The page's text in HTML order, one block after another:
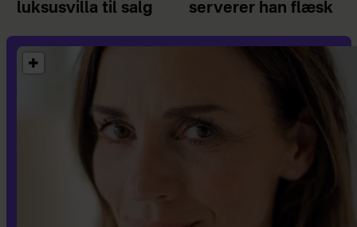
luksusvilla til salg
serverer han flæsk